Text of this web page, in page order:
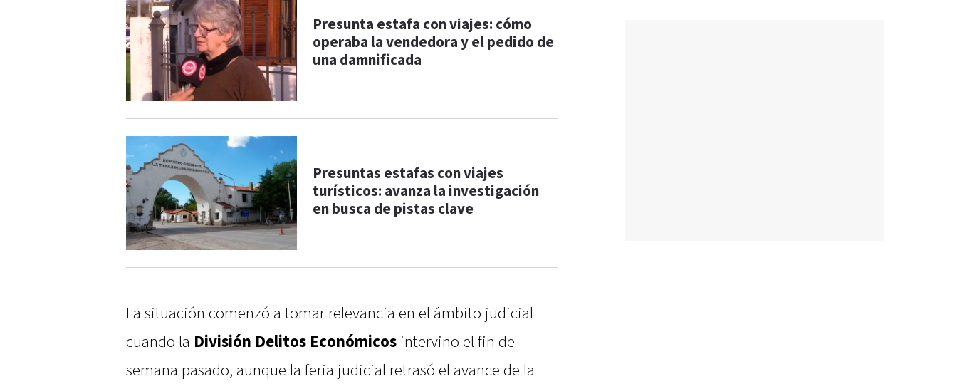
Presunta estafa con viajes: cómo
operaba la vendedora y el pedido de
una damnificada
Presuntas estafas con viajes
turísticos: avanza la investigación
en busca de pistas clave
La situación comenzó a tomar relevancia en el ámbito judicial
cuando la División Delitos Económicos intervino el fin de
semana pasado, aunque la feria judicial retrasó el avance de la